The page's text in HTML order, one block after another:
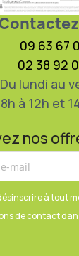
09 63 67
02 38 92
Du lundi au
8h à 12h et
nos
à tout
de contact